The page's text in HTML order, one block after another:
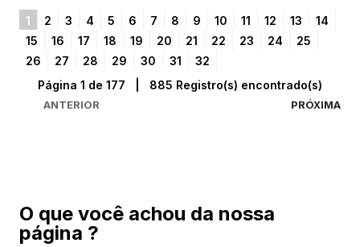
1 2 3 4 5 6 7 8 9 10 11 12 13
14
15
16 17 18 19 20 21 22 23 24
25
26
27 28 29 30 31 32
ANTERIOR
Página 1 de 177 | 885 Registro(s) encontrado(s)
PRÓXIMA
O que você achou da nossa
página ?